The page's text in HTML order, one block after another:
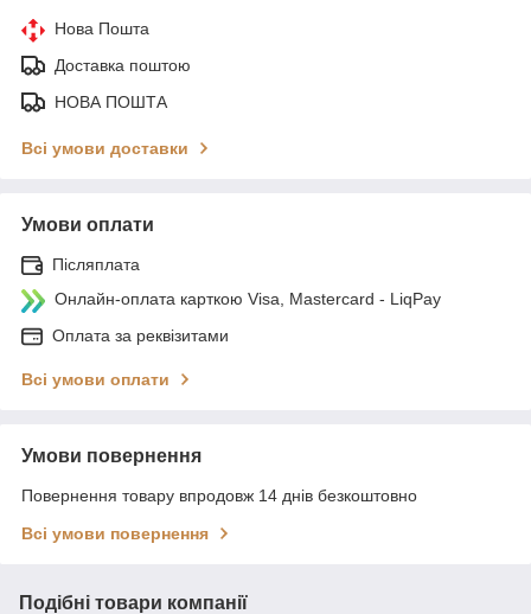
Нова Пошта
Доставка поштою
НОВА ПОШТА
Всі умови доставки
Умови оплати
Післяплата
Онлайн-оплата карткою Visa, Mastercard - LiqPay
Оплата за реквізитами
Всі умови оплати
Умови повернення
Повернення товару впродовж 14 днів безкоштовно
Всі умови повернення
Подібні товари компанії